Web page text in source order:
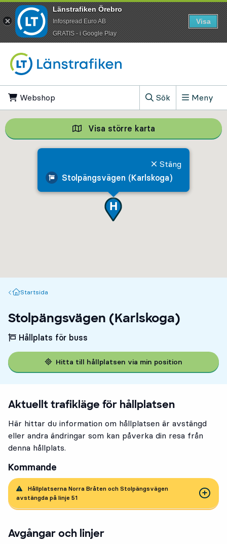
Webshop
Sök
, Visa sökfältet
Meny
Stolpängsvägen (Karlskoga)
Stäng
Visa större karta Visa större
Startsida
Startsida
Stolpängsvägen (Karlskoga)
Hållplats för buss
Hitta till hållplatsen via min position
Aktuellt trafikläge för hållplatsen
Här hittar du information om hållplatsen är avstängd
eller andra ändringar som kan påverka din resa från
denna hållplats.
Kommande
Hållplatserna Norra Bråten och Stolpängsvägen
avstängda på linje 51
Avgångar och linjer
Länstrafiken Örebro
Infospread Euro AB
​GRATIS - i Google Play
Visa